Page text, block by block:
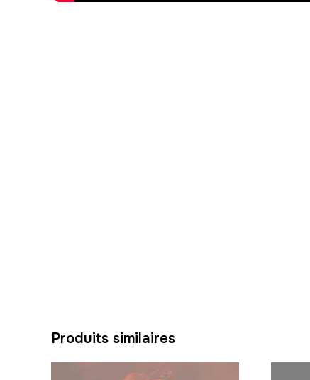
Produits similaires